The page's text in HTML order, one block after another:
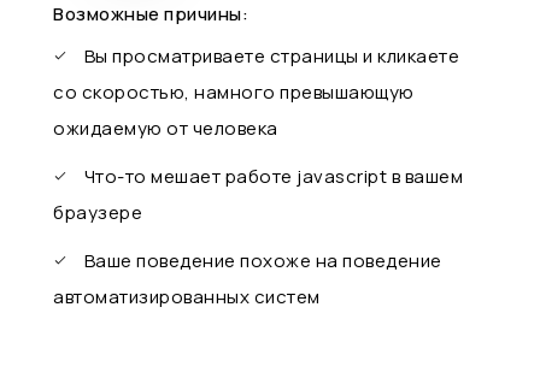
Возможные причины:
Вы просматриваете страницы и кликаете
со скоростью, намного превышающую
ожидаемую от человека
Что-то мешает работе javascript в вашем
браузере
Ваше поведение похоже на поведение
автоматизированных систем